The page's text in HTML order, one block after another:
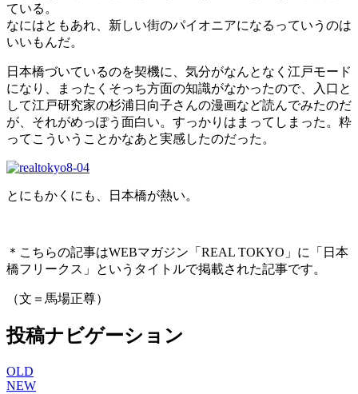
ている。
なにはともあれ、新しい街のパイオニアになるっていうのは
いいもんだ。
日本橋づいているのを契機に、気分がなんとなく江戸モード
になり、まったくそっち方面の知識がなかったので、入口と
して江戸研究家の杉浦日向子さんの漫画など読んでみたのだ
が、それがめっぽう面白い。すっかりはまってしまった。粋
ってこういうことかなあと実感したのだった。
とにもかくにも、日本橋が熱い。
＊こちらの記事はWEBマガジン「REAL TOKYO」に「日本
橋フリークス」というタイトルで掲載された記事です。
（文＝馬場正尊）
投稿ナビゲーション
OLD
NEW